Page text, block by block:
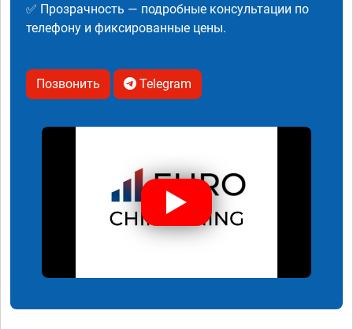
✅ Прозрачность — подробные консультации по
телефону и фиксированные цены.
Позвонить Telegram